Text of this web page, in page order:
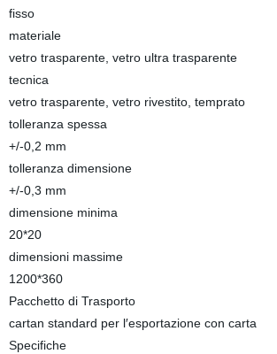
fisso
materiale
vetro trasparente, vetro ultra trasparente
tecnica
vetro trasparente, vetro rivestito, temprato
tolleranza spessa
+/-0,2 mm
tolleranza dimensione
+/-0,3 mm
dimensione minima
20*20
dimensioni massime
1200*360
Pacchetto di Trasporto
cartan standard per l′esportazione con carta
Specifiche